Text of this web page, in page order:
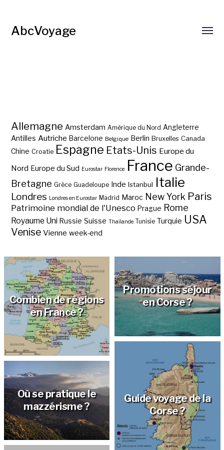
AbcVoyage
Allemagne Amsterdam Amérique du Nord Angleterre
Antilles Autriche Barcelone Belgique Berlin Bruxelles Canada
Chine Croatie Espagne Etats-Unis Europe du
Nord Europe du Sud Eurostar Florence France Grande-
Bretagne Grèce Guadeloupe Inde Istanbul Italie
Londres Londres en Eurostar Madrid Maroc New York Paris
Patrimoine mondial de l'Unesco Prague Rome
Royaume Uni Russie Suisse Thaïlande Tunisie Turquie USA
Venise Vienne week-end
Combien de régions
en France ?
Promotions séjour
en Corse ?
Guide voyage de la
Corse ?
Où se pratique le
mazzérisme ?